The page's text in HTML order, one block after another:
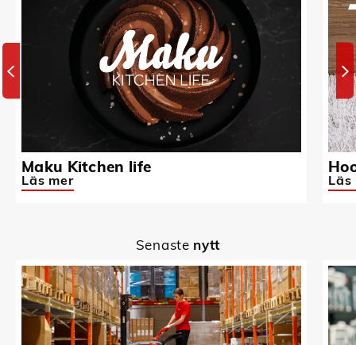
Maku Kitchen life
Läs mer Läs
Senaste nytt